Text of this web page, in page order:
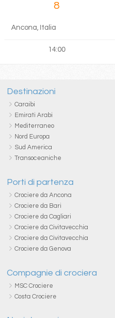
8
Ancona, Italia
14:00
Destinazioni
Caraibi
Emirati Arabi
Mediterraneo
Nord Europa
Sud America
Transoceaniche
Porti di partenza
Crociere da Ancona
Crociere da Bari
Crociere da Cagliari
Crociere da Civitavecchia
Crociere da Civitavecchia
Crociere da Genova
Compagnie di crociera
MSC Crociere
Costa Crociere